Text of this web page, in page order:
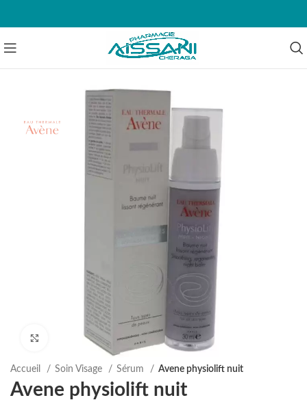
Accueil Soin Visage Sérum Avene physiolift nuit
Avene physiolift nuit